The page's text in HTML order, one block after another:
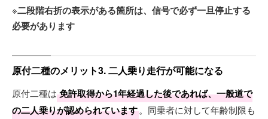
※二段階右折の表示がある箇所は、信号で必ず一旦停止する
必要があります
原付二種のメリット3. 二人乗り走行が可能になる
原付二種は 免許取得から1年経過した後であれば、一般道で
の二人乗りが認められています。同乗者に対して年齢制限も